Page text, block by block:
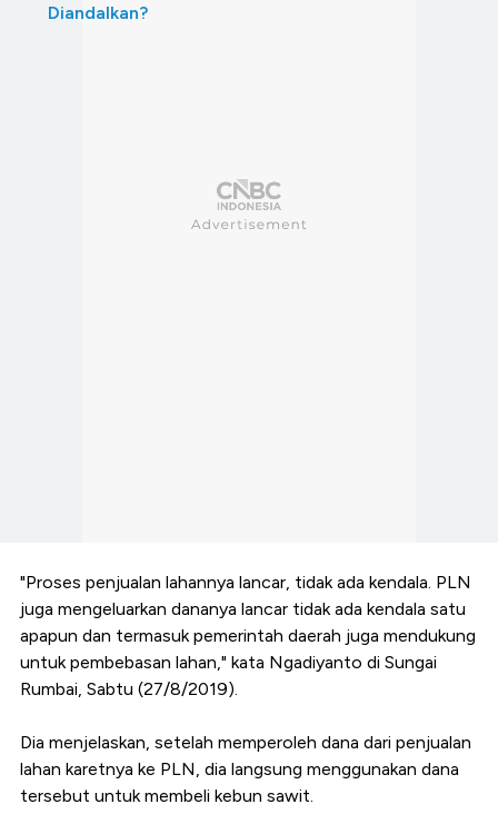
Diandalkan?
"Proses penjualan lahannya lancar, tidak ada kendala. PLN
juga mengeluarkan dananya lancar tidak ada kendala satu
apapun dan termasuk pemerintah daerah juga mendukung
untuk pembebasan lahan," kata Ngadiyanto di Sungai
Rumbai, Sabtu (27/8/2019).
Dia menjelaskan, setelah memperoleh dana dari penjualan
lahan karetnya ke PLN, dia langsung menggunakan dana
tersebut untuk membeli kebun sawit.